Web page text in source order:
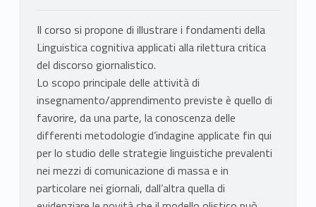
Il corso si propone di illustrare i fondamenti della
Linguistica cognitiva applicati alla rilettura critica
del discorso giornalistico.
Lo scopo principale delle attività di
insegnamento/apprendimento previste è quello di
favorire, da una parte, la conoscenza delle
differenti metodologie d’indagine applicate fin qui
per lo studio delle strategie linguistiche prevalenti
nei mezzi di comunicazione di massa e in
particolare nei giornali, dall’altra quella di